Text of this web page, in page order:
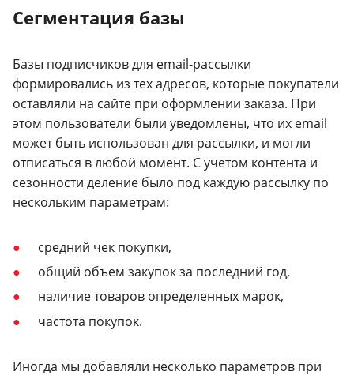
Сегментация базы
Базы подписчиков для email-рассылки
формировались из тех адресов, которые покупатели
оставляли на сайте при оформлении заказа. При
этом пользователи были уведомлены, что их email
может быть использован для рассылки, и могли
отписаться в любой момент. С учетом контента и
сезонности деление было под каждую рассылку по
нескольким параметрам:
средний чек покупки,
общий объем закупок за последний год,
наличие товаров определенных марок,
частота покупок.
Иногда мы добавляли несколько параметров при